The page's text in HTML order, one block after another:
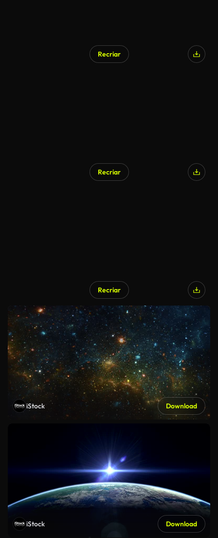
Recriar
Recriar
Recriar
iStock Download
iStock Download